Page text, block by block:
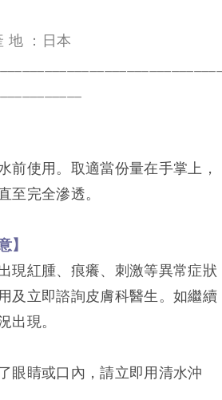
地 ：日本
前使用。取適當份量在手掌上，
至完全滲透。
】
現紅腫、痕癢、刺激等異常症狀
及立即諮詢皮膚科醫生。如繼續
出現。
眼睛或口內，請立即用清水沖